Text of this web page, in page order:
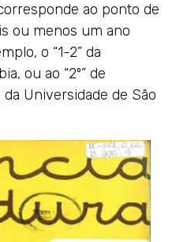
ao ponto de
ou menos um ano
o “1-2” da
ou ao “2⁠º” de
Universidade de São